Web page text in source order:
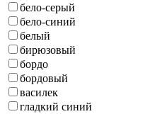
бело-серый
бело-синий
белый
бирюзовый
бордо
бордовый
василек
гладкий синий